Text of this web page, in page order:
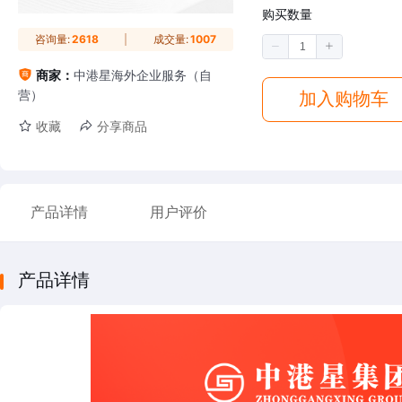
咨询量:2618 成交量:1007
商家： 中港星海外企业服务（自
营）
收藏 分享商品
购买数量
加入购物车
产品详情 用户评价
产品详情